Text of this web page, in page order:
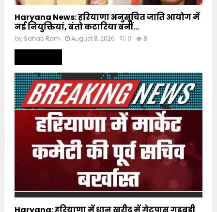
Haryana News: हरियाणा अनुसूचित जाति आयोग में
नई नियुक्तियां, बंतो कटारिया बनीं...
by Sahab Ram August 8, 2026 0 8